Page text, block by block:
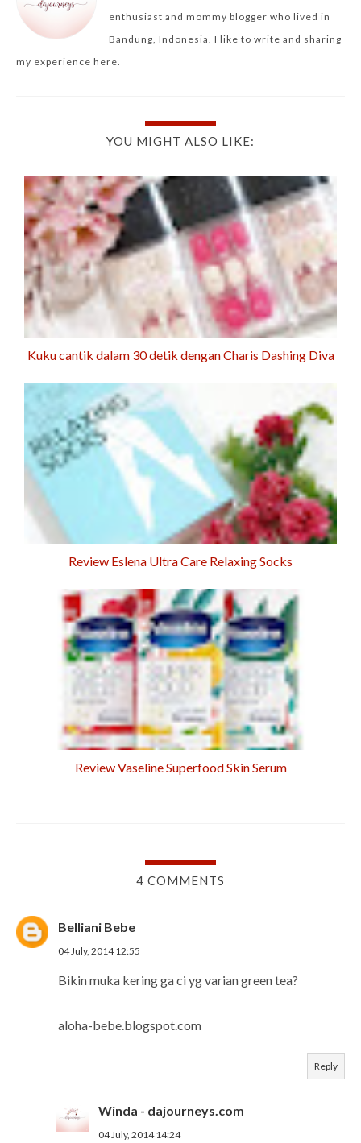
enthusiast and mommy blogger who lived in
Bandung, Indonesia. I like to write and sharing
my experience here.
YOU MIGHT ALSO LIKE:
Kuku cantik dalam 30 detik dengan Charis Dashing Diva
Review Eslena Ultra Care Relaxing Socks
Review Vaseline Superfood Skin Serum
4 COMMENTS
Belliani Bebe
04 July, 2014 12:55
Bikin muka kering ga ci yg varian green tea?
aloha-bebe.blogspot.com
Reply
Winda - dajourneys.com
04 July, 2014 14:24